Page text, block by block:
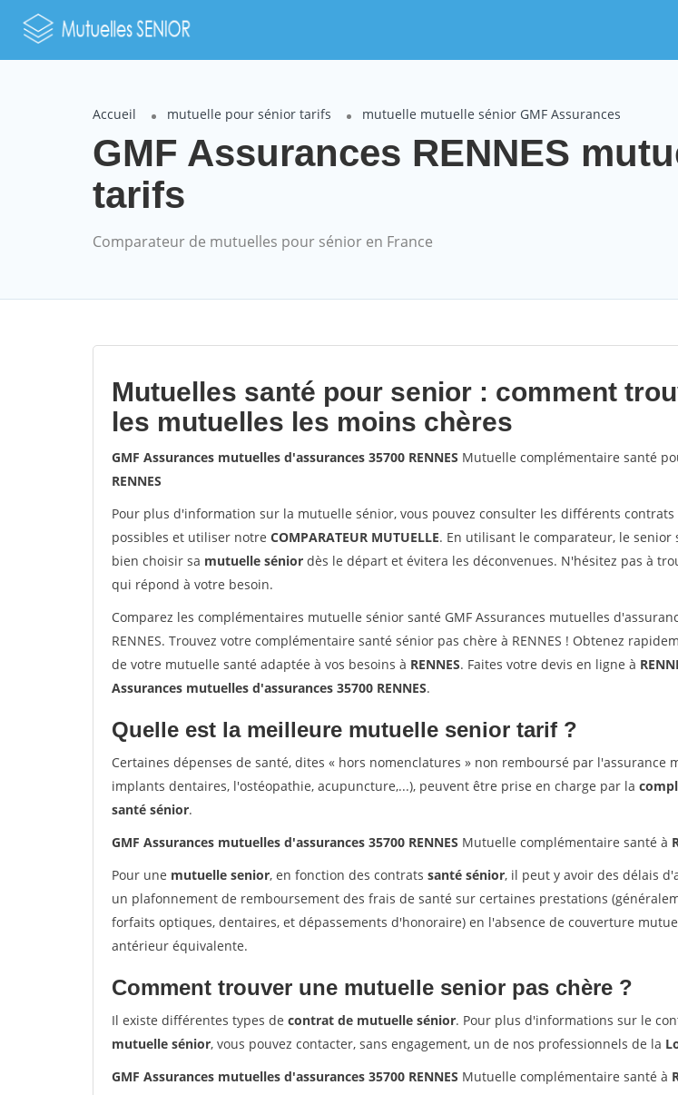
Accueil mutuelle pour sénior tarifs mutuelle mutuelle sénior GMF Assurances
GMF Assurances RENNES
tarifs
Comparateur de mutuelles pour sénior en France
Mutuelles santé pour senior : comment
les mutuelles les moins chères
GMF Assurances mutuelles d'assurances 35700 RENNES Mutuelle complémentaire santé
RENNES
Pour plus d'information sur la mutuelle sénior, vous pouvez consulter les différents contrats
possibles et utiliser notre COMPARATEUR MUTUELLE. En utilisant le comparateur, le senior
bien choisir sa mutuelle sénior dès le départ et évitera les déconvenues. N'hésitez pas à
qui répond à votre besoin.
Comparez les complémentaires mutuelle sénior santé GMF Assurances mutuelles
RENNES. Trouvez votre complémentaire santé sénior pas chère à RENNES ! Obtenez
de votre mutuelle santé adaptée à vos besoins à RENNES. Faites votre devis en ligne à
Assurances mutuelles d'assurances 35700 RENNES.
Quelle est la meilleure mutuelle senior tarif ?
Certaines dépenses de santé, dites « hors nomenclatures » non remboursé par l'assurance
implants dentaires, l'ostéopathie, acupuncture,...), peuvent être prise en charge par la
santé sénior.
GMF Assurances mutuelles d'assurances 35700 RENNES Mutuelle complémentaire santé à
Pour une mutuelle senior, en fonction des contrats santé sénior, il peut y avoir des délais
un plafonnement de remboursement des frais de santé sur certaines prestations
forfaits optiques, dentaires, et dépassements d'honoraire) en l'absence de couverture
antérieur équivalente.
Comment trouver une mutuelle senior pas chère ?
Il existe différentes types de contrat de mutuelle sénior. Pour plus d'informations sur le
mutuelle sénior, vous pouvez contacter, sans engagement, un de nos professionnels de la
GMF Assurances mutuelles d'assurances 35700 RENNES Mutuelle complémentaire santé à